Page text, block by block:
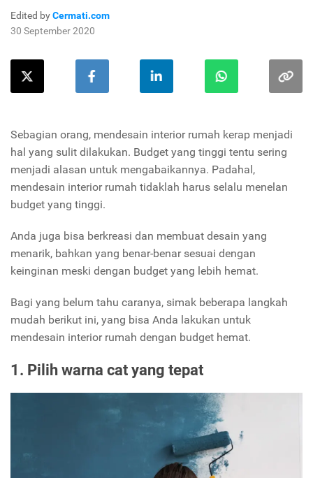
Edited byCermati.com
30 September 2020
Sebagian orang, mendesain interior rumah kerap menjadi
hal yang sulit dilakukan. Budget yang tinggi tentu sering
menjadi alasan untuk mengabaikannya. Padahal,
mendesain interior rumah tidaklah harus selalu menelan
budget yang tinggi.
Anda juga bisa berkreasi dan membuat desain yang
menarik, bahkan yang benar-benar sesuai dengan
keinginan meski dengan budget yang lebih hemat.
Bagi yang belum tahu caranya, simak beberapa langkah
mudah berikut ini, yang bisa Anda lakukan untuk
mendesain interior rumah dengan budget hemat.
1. Pilih warna cat yang tepat